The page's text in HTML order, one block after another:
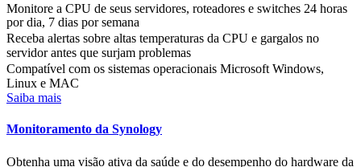
Monitore a CPU de seus servidores, roteadores e switches 24 horas
por dia, 7 dias por semana
Receba alertas sobre altas temperaturas da CPU e gargalos no
servidor antes que surjam problemas
Compatível com os sistemas operacionais Microsoft Windows,
Linux e MAC
Saiba mais
Monitoramento da Synology
Obtenha uma visão ativa da saúde e do desempenho do hardware da